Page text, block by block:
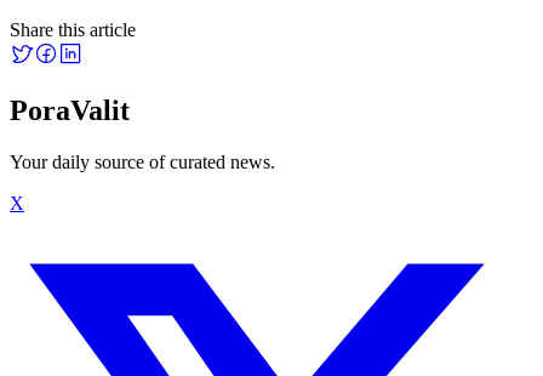
Share this article
PoraValit
Your daily source of curated news.
X